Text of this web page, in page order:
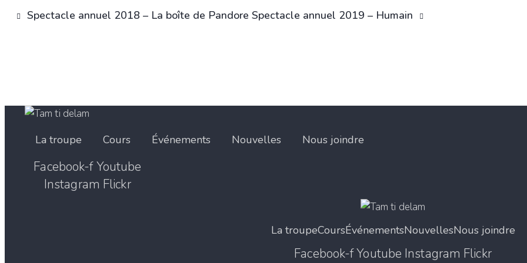
Spectacle annuel 2018 – La boîte de Pandore Spectacle annuel 2019 – Humain
La troupe Cours Événements Nouvelles Nous joindre
Facebook-f Youtube
Instagram Flickr
La troupeCoursÉvénementsNouvellesNous joindre
Facebook-fYoutube Instagram Flickr